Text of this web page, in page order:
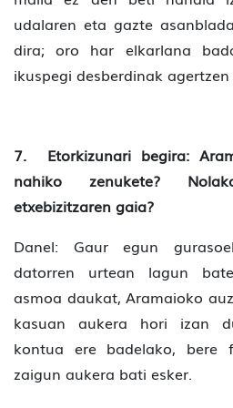
udalaren eta gazte
dira; oro har elkarlana
ikuspegi desberdinak
7. Etorkizunari begira:
nahiko zenukete?
etxebizitzaren gaia?
Danel: Gaur egun
datorren urtean lagun
asmoa daukat, Aramaioko
kasuan aukera hori izan
kontua ere badelako, bere
zaigun aukera bati esker.